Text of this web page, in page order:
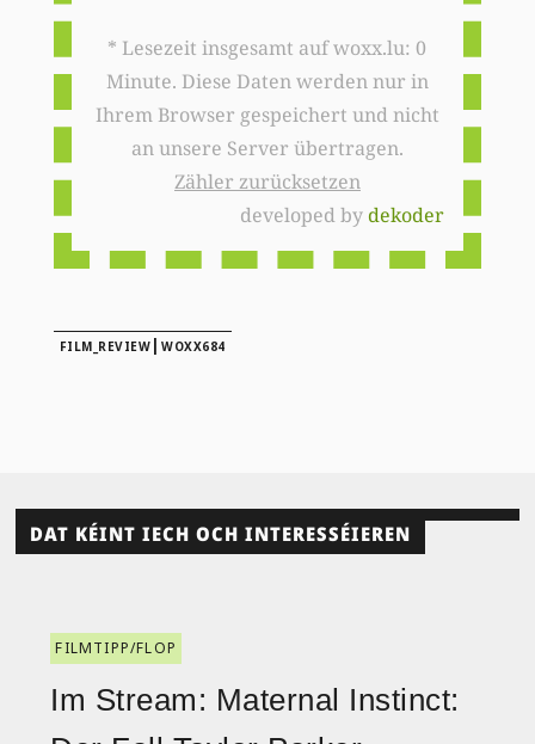
* Lesezeit insgesamt auf woxx.lu: 0
Minute. Diese Daten werden nur in
Ihrem Browser gespeichert und nicht
an unsere Server übertragen.
Zähler zurücksetzen
developed bydekoder
FILM_REVIEW |WOXX684
DAT KÉINT IECH OCH INTERESSÉIEREN
FILMTIPP/FLOP
Im Stream: Maternal Instinct: